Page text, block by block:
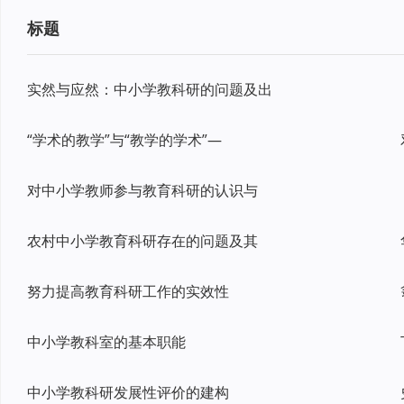
标题
实然与应然：中小学教科研的问题及出
“学术的教学”与“教学的学术”—
对中小学教师参与教育科研的认识与
农村中小学教育科研存在的问题及其
努力提高教育科研工作的实效性
中小学教科室的基本职能
中小学教科研发展性评价的建构